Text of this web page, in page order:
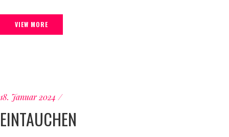
VIEW MORE
18. Januar 2024
EINTAUCHEN